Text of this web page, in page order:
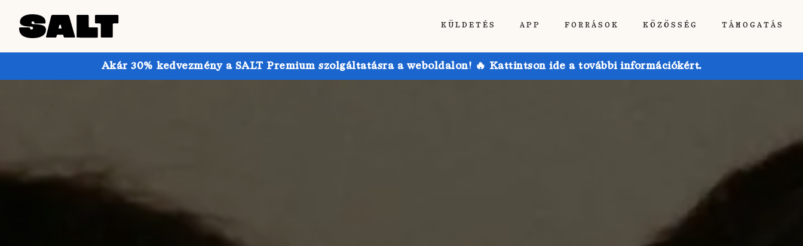
KÜLDETÉS APP FORRÁSOK KÖZÖSSÉG TÁMOGATÁS
Akár 30% kedvezmény a SALT Premium szolgáltatásra a weboldalon! 🔥 Kattintson ide a további információkért.